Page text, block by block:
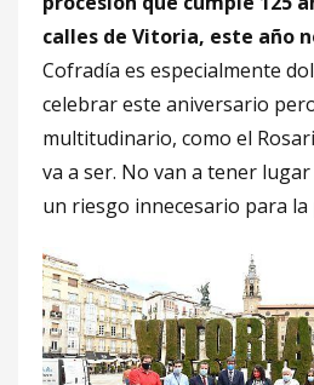
calles de Vitoria, este año
Cofradía es especialmente
celebrar este aniversario
multitudinario, como el
va a ser. No van a tener
un riesgo innecesario para